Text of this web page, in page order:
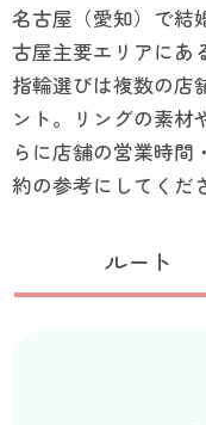
名古屋（愛知）で結
古屋主要エリアにあ
指輪選びは複数の店
ント。リングの素材
らに店舗の営業時間
約の参考にしてくだ
ルート